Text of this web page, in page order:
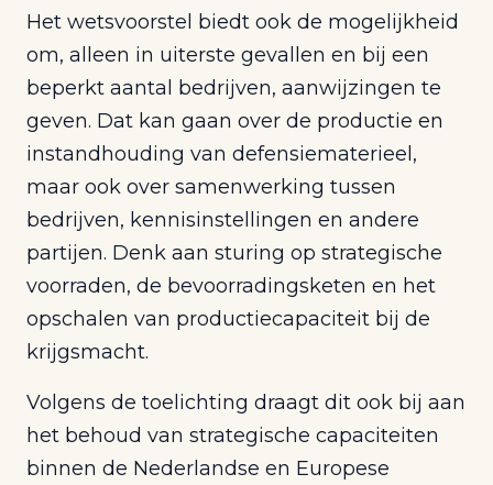
Het wetsvoorstel biedt ook de mogelijkheid
om, alleen in uiterste gevallen en bij een
beperkt aantal bedrijven, aanwijzingen te
geven. Dat kan gaan over de productie en
instandhouding van defensiematerieel,
maar ook over samenwerking tussen
bedrijven, kennisinstellingen en andere
partijen. Denk aan sturing op strategische
voorraden, de bevoorradingsketen en het
opschalen van productiecapaciteit bij de
krijgsmacht.
Volgens de toelichting draagt dit ook bij aan
het behoud van strategische capaciteiten
binnen de Nederlandse en Europese